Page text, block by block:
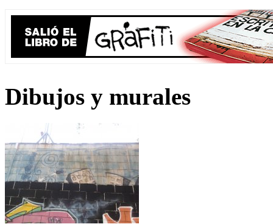
Dibujos y murales